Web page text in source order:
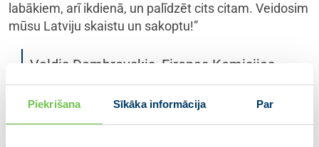
Piekrišana Sīkāka informācija Par
labākiem, arī ikdienā, un palīdzēt cits citam. Veidosim
mūsu Latviju skaistu un sakoptu!”
Valdis Dombrovskis, Eiropas Komisijas
viceprezidents: “Latvijas daba ir viena no
skaistākajām pasaulē. Tā veido mūsu
dzīves kvalitāti. Bet tīru un sakoptu vidi